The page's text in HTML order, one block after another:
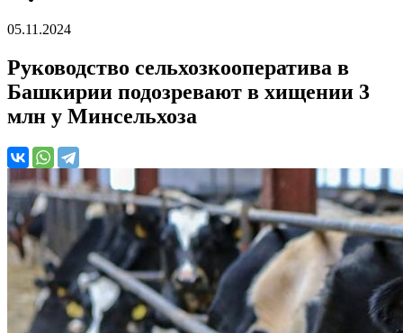
05.11.2024
Руководство сельхозкооператива в
Башкирии подозревают в хищении 3
млн у Минсельхоза